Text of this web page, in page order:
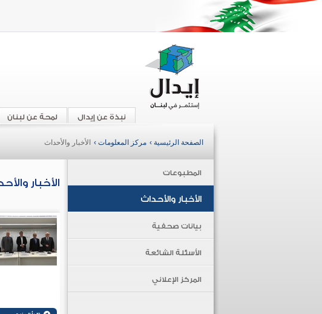
لمحة عن لبنان نبذة عن إيدال
الصفحة الرئيسية › مركز المعلومات › الأخبار والأحداث
المطبوعات
الأخبار والأحداث
بيانات صحفية
الأسئلة الشائعة
المركز الإعلاني
الأخبار